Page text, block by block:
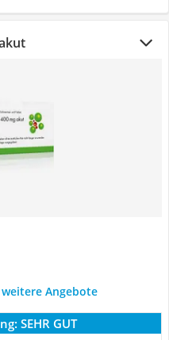
Angebote
SEHR GUT